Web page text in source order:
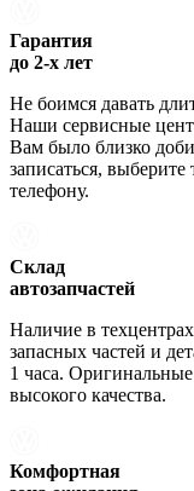
Гарантия
до 2-х лет
Не боимся давать
Наши сервисные
Вам было близко
записаться,
телефону.
Склад
автозапчастей
Наличие в
запасных частей и
1 часа.
высокого качества.
Комфортная